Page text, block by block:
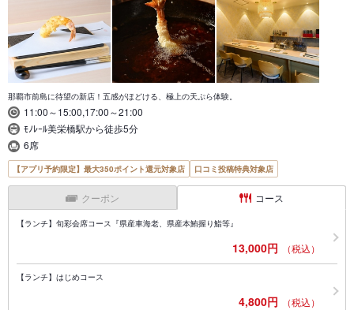
那覇市前島に待望の新店！五感がほどける、極上の天ぷら体験。
11:00～15:00,17:00～21:00
ﾓﾉﾚｰﾙ美栄橋駅から徒歩5分
6席
【アプリ予約限定】最大350ポイント還元対象店 口コミ投稿特典対象店
クーポン コース
【ランチ】旬彩会席コース『県産車海老、県産本鮪握り鮨等』
13,000円 （税込）
【ランチ】はじめコース
4,800円 （税込）